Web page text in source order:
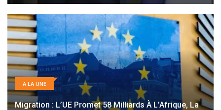
A LA UNE
Migration : L’UE Promet 58 Milliards À L’Afrique, La